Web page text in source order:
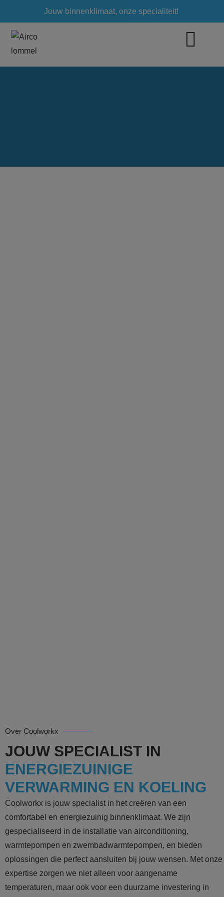
Jouw binnenklimaat, onze specialiteit!
Over Coolworkx
JOUW SPECIALIST IN
ENERGIEZUINIGE
VERWARMING EN KOELING
Coolworkx is jouw specialist in het creëren van een
comfortabel en energiezuinig binnenklimaat. We zijn
gespecialiseerd in de installatie van airconditioning,
warmtepompen en zwembadwarmtepompen, en bieden
oplossingen die perfect aansluiten bij jouw wensen. Met onze
expertise zorgen we niet alleen voor aangename
temperaturen, maar ook voor een duurzame investering in